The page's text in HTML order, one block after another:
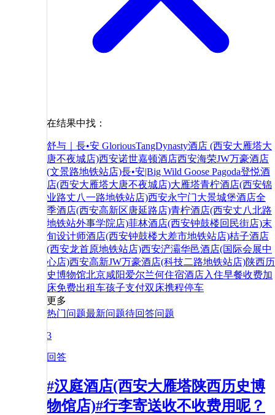
在结果中找：
舒与｜長•安 GloriousTangDynasty酒店 (西安大雁塔大
唐不夜城店)西安诺世嘉顿酒店西安海荣JW万豪酒店
(文景路地铁站店)長•安|Big Wild Goose Pagoda登悦酒
店(西安大雁塔大唐不夜城店)大雁塔青柠酒店(西安锦
业路丈八一路地铁站店)西安永宁门大景城堡酒店全
季酒店(西安高新区唐延路店)青柠酒店(西安丈八北路
地铁站外事学院店)菲林酒店(西安钟鼓楼回民街店)末
旬设计师酒店(西安钟鼓楼大差市地铁站店)桔子酒店
(西安龙首原地铁站店)西安浐灞华邑酒店(国际会展中
心店)西安高新JW万豪酒店(科技二路地铁站店)陕西历
史博物馆北京咸阳爱尔兰何住宿酒店入住早餐收费加
床免费出租车孩子支付双床携程停车
更多
热门问题最新问题待回答问题
3
回答
#汉庭酒店(西安大雁塔陕西历史博
物馆店)#行李寄送收不收费用呢？